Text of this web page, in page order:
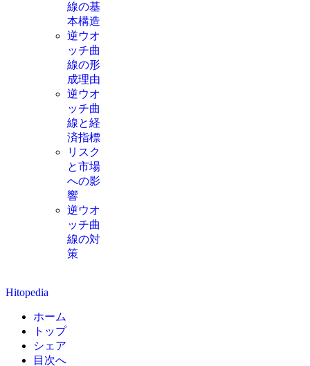
線の基
本構造
逆ウオ
ッチ曲
線の形
成理由
逆ウオ
ッチ曲
線と経
済指標
リスク
と市場
への影
響
逆ウオ
ッチ曲
線の対
策
Hitopedia
ホーム
トップ
シェア
目次へ